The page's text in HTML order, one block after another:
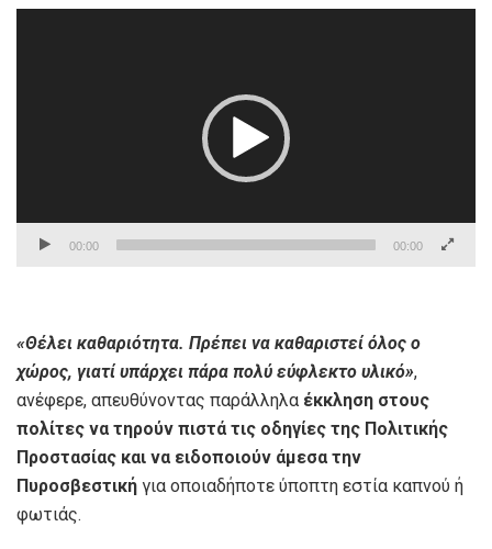
00:00 00:00
«Θέλει καθαριότητα. Πρέπει να καθαριστεί όλος ο
χώρος, γιατί υπάρχει πάρα πολύ εύφλεκτο υλικό»,
ανέφερε, απευθύνοντας παράλληλα έκκληση στους
πολίτες να τηρούν πιστά τις οδηγίες της Πολιτικής
Προστασίας και να ειδοποιούν άμεσα την
Πυροσβεστική για οποιαδήποτε ύποπτη εστία καπνού ή
φωτιάς.